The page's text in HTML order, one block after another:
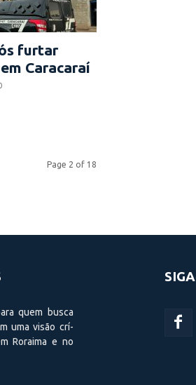
furtar
Caracaraí
Page 2 of 18
quem busca
uma visão crí­
Roraima e no